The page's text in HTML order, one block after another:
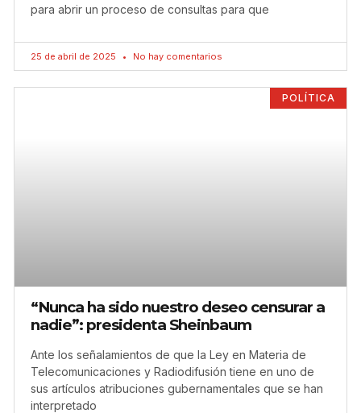
para abrir un proceso de consultas para que
25 de abril de 2025 No hay comentarios
POLÍTICA
“Nunca ha sido nuestro deseo censurar a
nadie”: presidenta Sheinbaum
Ante los señalamientos de que la Ley en Materia de
Telecomunicaciones y Radiodifusión tiene en uno de
sus artículos atribuciones gubernamentales que se han
interpretado